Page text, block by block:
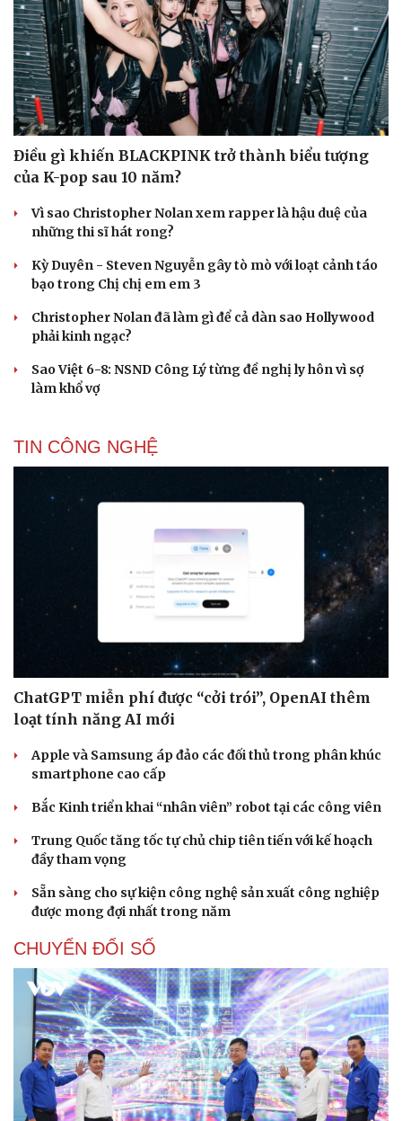
Điều gì khiến BLACKPINK trở thành biểu tượng
của K-pop sau 10 năm?
Vì sao Christopher Nolan xem rapper là hậu duệ của
những thi sĩ hát rong?
Kỳ Duyên - Steven Nguyễn gây tò mò với loạt cảnh táo
bạo trong Chị chị em em 3
Christopher Nolan đã làm gì để cả dàn sao Hollywood
phải kinh ngạc?
Sao Việt 6-8: NSND Công Lý từng đề nghị ly hôn vì sợ
làm khổ vợ
TIN CÔNG NGHỆ
ChatGPT miễn phí được “cởi trói”, OpenAI thêm
loạt tính năng AI mới
Apple và Samsung áp đảo các đối thủ trong phân khúc
smartphone cao cấp
Bắc Kinh triển khai “nhân viên” robot tại các công viên
Trung Quốc tăng tốc tự chủ chip tiên tiến với kế hoạch
đầy tham vọng
Sẵn sàng cho sự kiện công nghệ sản xuất công nghiệp
được mong đợi nhất trong năm
CHUYỂN ĐỔI SỐ